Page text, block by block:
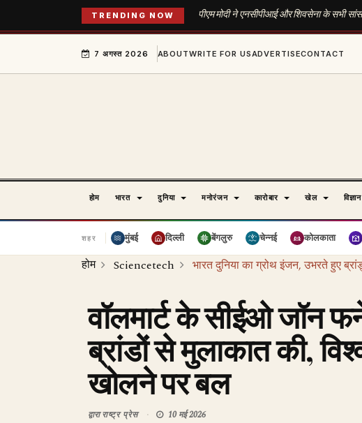
TRENDING NOW पीएम मोदी ने एनसीपीआई और शिवसेना के सभी
7 अगस्त 2026 ABOUTWRITE FOR USADVERTISECONTACT
होम भारत दुनिया मनोरंजन कारोबार खेल
शहर मुंबई दिल्ली बेंगलुरु चेन्नई कोलकाता
होम Sciencetech भारत दुनिया का ग्रोथ इंजन, उभरते हुए
वॉलमार्ट के सीईओ जॉन
ब्रांडों से मुलाकात की,
खोलने पर बल
द्वाराराष्ट्र प्रेस 10 मई 2026